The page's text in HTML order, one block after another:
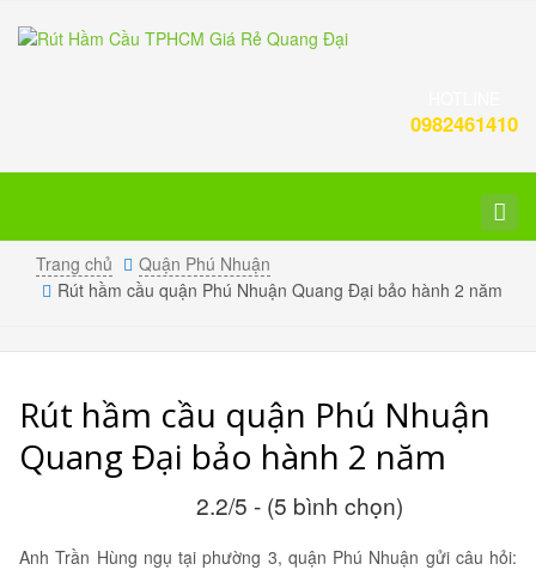
0982461410
Trang chủ
Quận Phú Nhuận
Rút hầm cầu quận Phú Nhuận Quang Đại bảo hành 2 năm
Rút hầm cầu quận Phú Nhuận
Quang Đại bảo hành 2 năm
2.2/5 - (5 bình chọn)
Anh Trần Hùng ngụ tại phường 3, quận Phú Nhuận gửi câu hỏi: